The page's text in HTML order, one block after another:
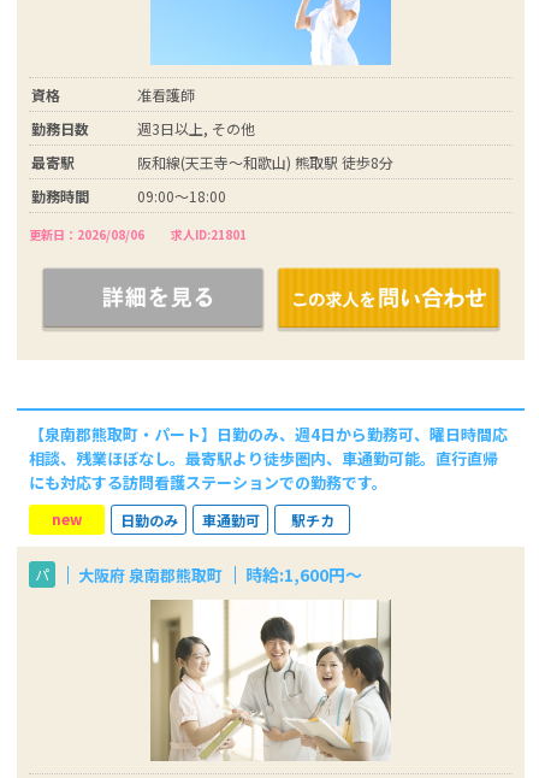
資格
准看護師
勤務日数
週3日以上, その他
最寄駅
阪和線(天王寺～和歌山) 熊取駅 徒歩8分
勤務時間
09:00〜18:00
更新日：2026/08/06 求人ID:21801
【泉南郡熊取町・パート】日勤のみ、週4日から勤務可、曜日時間応
相談、残業ほぼなし。最寄駅より徒歩圏内、車通勤可能。直行直帰
にも対応する訪問看護ステーションでの勤務です。
new 日勤のみ 車通勤可 駅チカ
パ 大阪府 泉南郡熊取町 時給:1,600円〜